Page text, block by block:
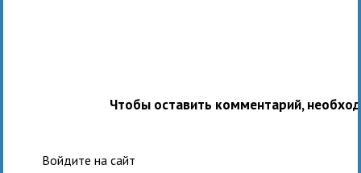
Чтобы оставить комментарий,
Войдите на сайт